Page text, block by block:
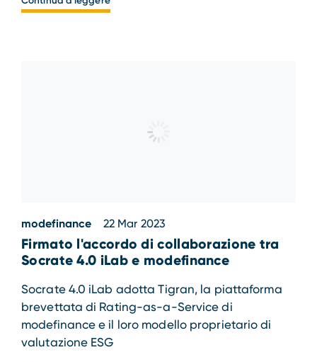
modefinance 22 Mar 2023
Firmato l'accordo di collaborazione tra
Socrate 4.0 iLab e modefinance
Socrate 4.0 iLab adotta Tigran, la piattaforma
brevettata di Rating-as-a-Service di
modefinance e il loro modello proprietario di
valutazione ESG